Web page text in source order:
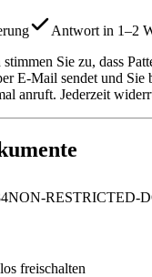
Antwort in 1–2
Sie zu, dass
E-Mail sendet und Sie
anruft. Jederzeit
NON-RESTRICTED-
freischalten